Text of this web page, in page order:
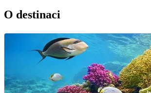
O destinaci